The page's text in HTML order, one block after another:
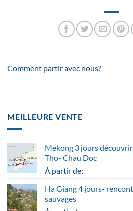
Comment partir avec nous?
MEILLEURE VENTE
Mekong 3 jours
Tho- Chau Doc
À partir de:
Ha Giang 4 jours-
sauvages